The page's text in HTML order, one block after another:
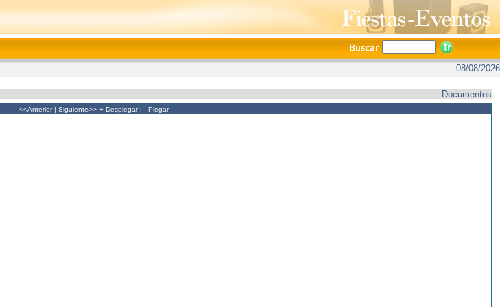
08/08/2026
Documentos
<<Anterior| Siguiente>> + Desplegar| - Plegar